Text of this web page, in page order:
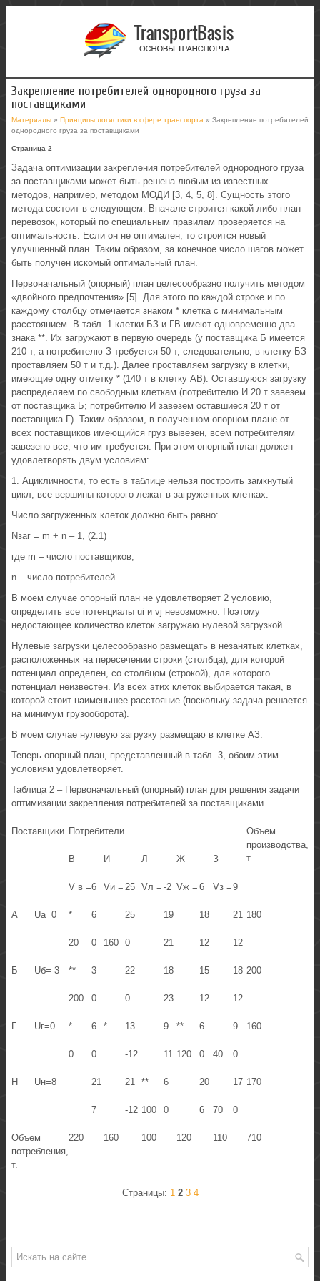
Закрепление потребителей однородного груза за
поставщиками
Материалы » Принципы логистики в сфере транспорта » Закрепление потребителей
однородного груза за поставщиками
Страница 2
Задача оптимизации закрепления потребителей однородного груза
за поставщиками может быть решена любым из известных
методов, например, методом МОДИ [3, 4, 5, 8]. Сущность этого
метода состоит в следующем. Вначале строится какой-либо план
перевозок, который по специальным правилам проверяется на
оптимальность. Если он не оптимален, то строится новый
улучшенный план. Таким образом, за конечное число шагов может
быть получен искомый оптимальный план.
Первоначальный (опорный) план целесообразно получить методом
«двойного предпочтения» [5]. Для этого по каждой строке и по
каждому столбцу отмечается знаком * клетка с минимальным
расстоянием. В табл. 1 клетки БЗ и ГВ имеют одновременно два
знака **. Их загружают в первую очередь (у поставщика Б имеется
210 т, а потребителю З требуется 50 т, следовательно, в клетку БЗ
проставляем 50 т и т.д.). Далее проставляем загрузку в клетки,
имеющие одну отметку * (140 т в клетку АВ). Оставшуюся загрузку
распределяем по свободным клеткам (потребителю И 20 т завезем
от поставщика Б; потребителю И завезем оставшиеся 20 т от
поставщика Г). Таким образом, в полученном опорном плане от
всех поставщиков имеющийся груз вывезен, всем потребителям
завезено все, что им требуется. При этом опорный план должен
удовлетворять двум условиям:
1. Ацикличности, то есть в таблице нельзя построить замкнутый
цикл, все вершины которого лежат в загруженных клетках.
Число загруженных клеток должно быть равно:
Nзаг = m + n – 1, (2.1)
где m – число поставщиков;
n – число потребителей.
В моем случае опорный план не удовлетворяет 2 условию,
определить все потенциалы ui и vj невозможно. Поэтому
недостающее количество клеток загружаю нулевой загрузкой.
Нулевые загрузки целесообразно размещать в незанятых клетках,
расположенных на пересечении строки (столбца), для которой
потенциал определен, со столбцом (строкой), для которого
потенциал неизвестен. Из всех этих клеток выбирается такая, в
которой стоит наименьшее расстояние (поскольку задача решается
на минимум грузооборота).
В моем случае нулевую загрузку размещаю в клетке АЗ.
Теперь опорный план, представленный в табл. 3, обоим этим
условиям удовлетворяет.
Таблица 2 – Первоначальный (опорный) план для решения задачи
оптимизации закрепления потребителей за поставщиками
Поставщики Потребители
Объем
производства,
т.
В И Л Ж З
V в =6 Vи = 25 Vл = -2 Vж = 6 Vз =9
А Uа=0 * 6 25 19 18 21 180
20 0 160 0 21 12 12
Б Uб=-3 ** 3 22 18 15 18 200
200 0 0 23 12 12
Г Uг=0 * 6 * 13 9 ** 6 9 160
0 0 -12 11 120 0 40 0
Н Uн=8 21 21 ** 6 20 17 170
7 -12 100 0 6 70 0
Объем
потребления,
т.
220 160 100 120 110 710
Страницы: 1 2 3 4